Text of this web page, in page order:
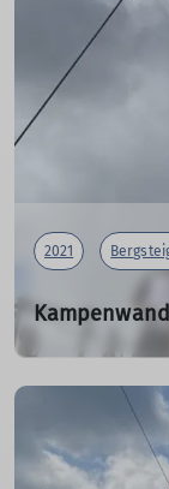
in den
mehr erfahren
2021
13.09.2021
Einen
Teilnehmer der
auf die